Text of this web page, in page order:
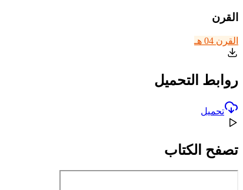
القرن
القرن 04 هـ
روابط التحميل
تحميل
تصفح الكتاب